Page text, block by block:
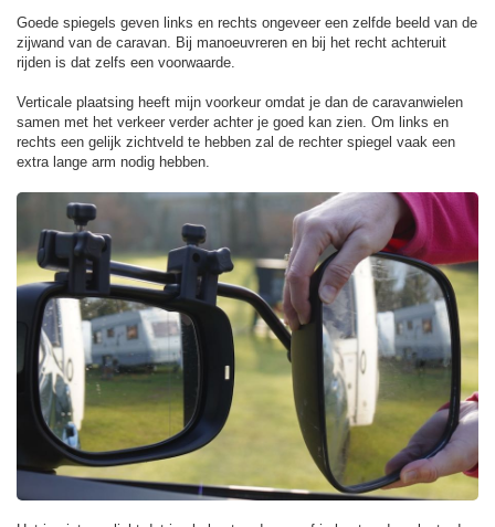
Goede spiegels geven links en rechts ongeveer een zelfde beeld van de
zijwand van de caravan. Bij manoeuvreren en bij het recht achteruit
rijden is dat zelfs een voorwaarde.
Verticale plaatsing heeft mijn voorkeur omdat je dan de caravanwielen
samen met het verkeer verder achter je goed kan zien. Om links en
rechts een gelijk zichtveld te hebben zal de rechter spiegel vaak een
extra lange arm nodig hebben.